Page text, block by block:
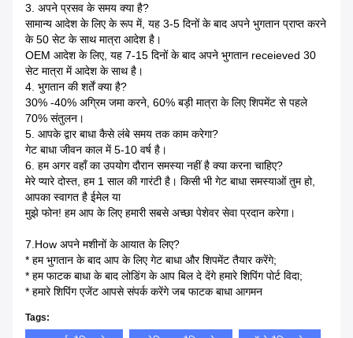
3. अपने प्रसव के समय क्या है?
सामान्य आदेश के लिए के रूप में, यह 3-5 दिनों के बाद अपने भुगतान प्राप्त करने
के 50 सेट के साथ मात्रा आदेश है।
OEM आदेश के लिए, यह 7-15 दिनों के बाद अपने भुगतान receieved 30
सेट मात्रा में आदेश के साथ है।
4. भुगतान की शर्तें क्या है?
30% -40% अग्रिम जमा करने, 60% बड़ी मात्रा के लिए शिपमेंट से पहले
70% संतुलन।
5. आपके द्वार बाधा कैसे लंबे समय तक काम करेगा?
गेट बाधा जीवन काल में 5-10 वर्ष है।
6. हम अगर वहाँ का उपयोग दौरान समस्या नहीं है क्या करना चाहिए?
मेरे प्यारे दोस्त, हम 1 साल की गारंटी है। किसी भी गेट बाधा समस्याओं तुम हो,
आपका स्वागत है ईमेल या
मुझे फोन! हम आप के लिए हमारी सबसे अच्छा पेशेवर सेवा प्रदान करेगा।
7.How अपने मशीनों के आयात के लिए?
* हम भुगतान के बाद आप के लिए गेट बाधा और शिपमेंट तैयार करेंगे;
* हम फाटक बाधा के बाद लोडिंग के आप बिल दे देंगे हमारे शिपिंग पोर्ट विदा;
* हमारे शिपिंग एजेंट आपसे संपर्क करेंगे जब फाटक बाधा आगमन
Tags: